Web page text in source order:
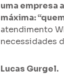
uma empresa
máxima:
atendimento
necessidades
Lucas Gurgel.